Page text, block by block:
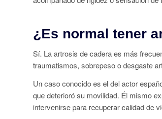
¿Es normal tener
Sí. La artrosis de cadera es más
traumatismos, sobrepeso o desgaste
Un caso conocido es el del actor
que deterioró su movilidad. Él mismo
intervenirse para recuperar calidad de